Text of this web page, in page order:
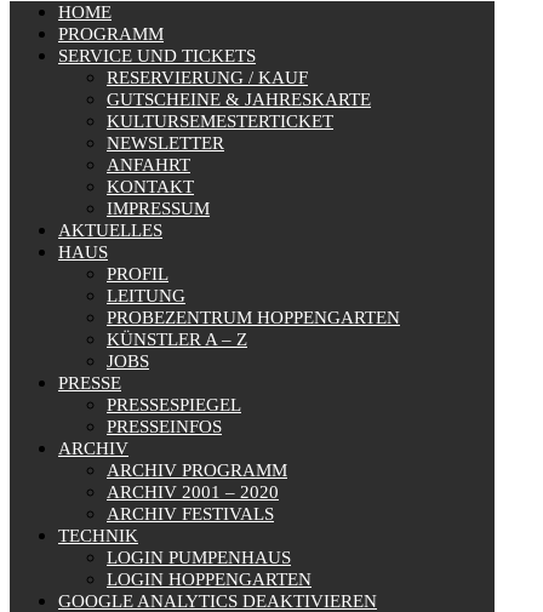
HOME
PROGRAMM
SERVICE UND TICKETS
RESERVIERUNG / KAUF
GUTSCHEINE & JAHRESKARTE
KULTURSEMESTERTICKET
NEWSLETTER
ANFAHRT
KONTAKT
IMPRESSUM
AKTUELLES
HAUS
PROFIL
LEITUNG
PROBEZENTRUM HOPPENGARTEN
KÜNSTLER A – Z
JOBS
PRESSE
PRESSESPIEGEL
PRESSEINFOS
ARCHIV
ARCHIV PROGRAMM
ARCHIV 2001 – 2020
ARCHIV FESTIVALS
TECHNIK
LOGIN PUMPENHAUS
LOGIN HOPPENGARTEN
GOOGLE ANALYTICS DEAKTIVIEREN